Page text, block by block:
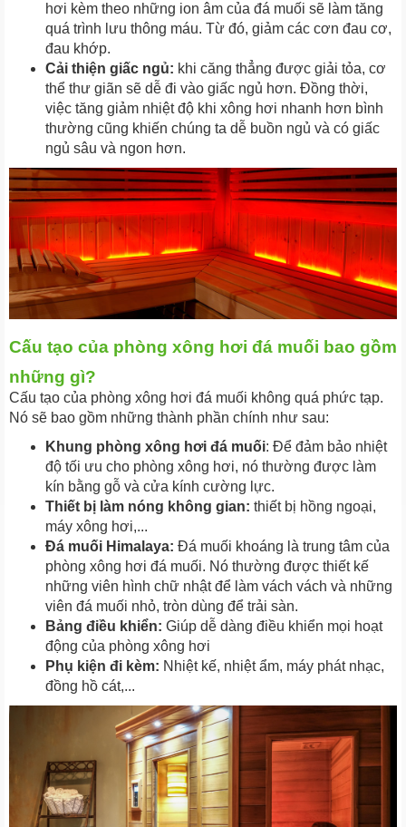
hơi kèm theo những ion âm của đá muối sẽ làm tăng
quá trình lưu thông máu. Từ đó, giảm các cơn đau cơ,
đau khớp.
Cải thiện giấc ngủ: khi căng thẳng được giải tỏa, cơ
thể thư giãn sẽ dễ đi vào giấc ngủ hơn. Đồng thời,
việc tăng giảm nhiệt độ khi xông hơi nhanh hơn bình
thường cũng khiến chúng ta dễ buồn ngủ và có giấc
ngủ sâu và ngon hơn.
Cấu tạo của phòng xông hơi đá muối bao gồm
những gì?
Cấu tạo của phòng xông hơi đá muối không quá phức tạp.
Nó sẽ bao gồm những thành phần chính như sau:
Khung phòng xông hơi đá muối: Để đảm bảo nhiệt
độ tối ưu cho phòng xông hơi, nó thường được làm
kín bằng gỗ và cửa kính cường lực.
Thiết bị làm nóng không gian: thiết bị hồng ngoại,
máy xông hơi,...
Đá muối Himalaya: Đá muối khoáng là trung tâm của
phòng xông hơi đá muối. Nó thường được thiết kế
những viên hình chữ nhật để làm vách vách và những
viên đá muối nhỏ, tròn dùng để trải sàn.
Bảng điều khiển: Giúp dễ dàng điều khiển mọi hoạt
động của phòng xông hơi
Phụ kiện đi kèm: Nhiệt kế, nhiệt ẩm, máy phát nhạc,
đồng hồ cát,...